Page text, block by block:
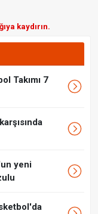
kaydırın.
Takımı 7
yeni